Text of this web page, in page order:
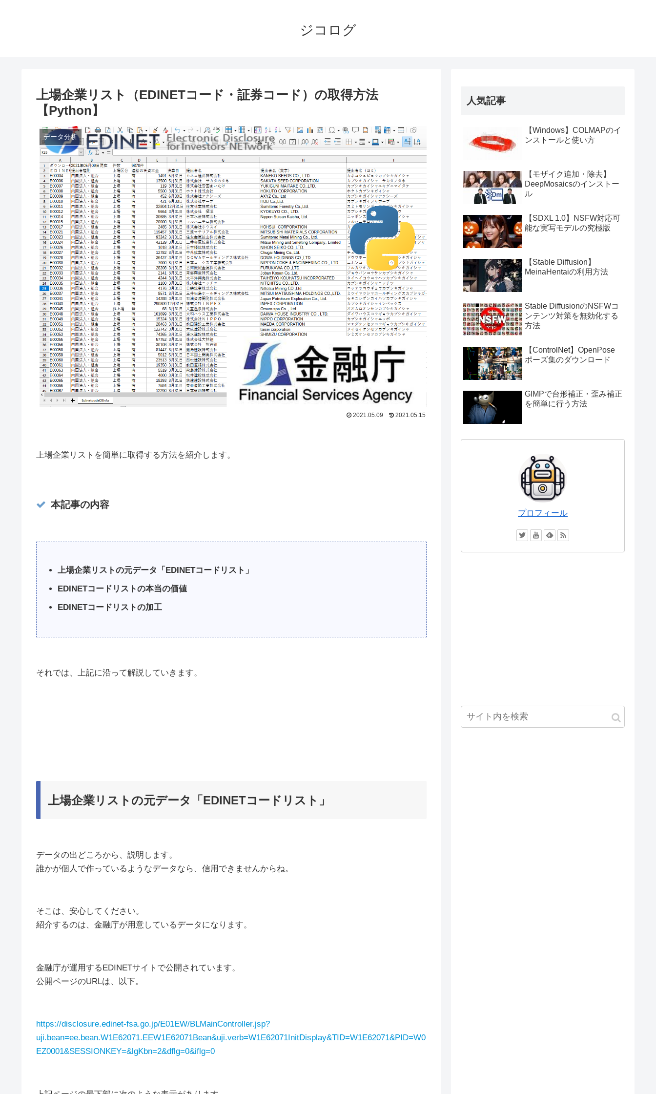
ジコログ
上場企業リスト（EDINETコード・証券コード）の取得方法
【Python】
データ分析
2021.05.15
2021.05.09
上場企業リストを簡単に取得する方法を紹介します。
本記事の内容
上場企業リストの元データ「EDINETコードリスト」
EDINETコードリストの本当の価値
EDINETコードリストの加工
それでは、上記に沿って解説していきます。
上場企業リストの元データ「EDINETコードリスト」
データの出どころから、説明します。
誰かが個人で作っているようなデータなら、信用できませんからね。
そこは、安心してください。
紹介するのは、金融庁が用意しているデータになります。
金融庁が運用するEDINETサイトで公開されています。
公開ページのURLは、以下。
https://disclosure.edinet-fsa.go.jp/E01EW/BLMainController.jsp?
uji.bean=ee.bean.W1E62071.EEW1E62071Bean&uji.verb=W1E62071InitDisplay&TID=W1E62071&PID=W0
EZ0001&SESSIONKEY=&lgKbn=2&dflg=0&iflg=0
人気記事
【Windows】COLMAPのイ
ンストールと使い方
【モザイク追加・除去】
DeepMosaicsのインストー
ル
【SDXL 1.0】NSFW対応可
能な実写モデルの究極版
【Stable Diffusion】
MeinaHentaiの利用方法
Stable DiffusionのNSFWコ
ンテンツ対策を無効化する
方法
【ControlNet】OpenPose
ポーズ集のダウンロード
GIMPで台形補正・歪み補正
を簡単に行う方法
プロフィール